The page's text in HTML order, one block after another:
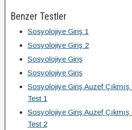
Benzer Testler
Sosyolojiye Giriş 1
Sosyolojiye Giriş 2
Sosyolojiye Giriş
Sosyolojiye Giriş
Sosyolojiye Giriş Auzef Çıkmış
Test 1
Sosyolojiye Giriş Auzef Çıkmış
Test 2